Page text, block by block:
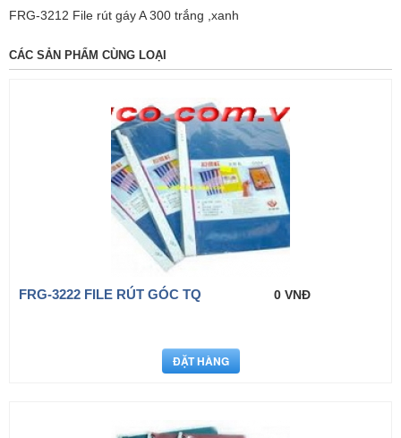
FRG-3212 File rút gáy A 300 trắng ,xanh
CÁC SẢN PHẨM CÙNG LOẠI
FRG-3222 FILE RÚT GÓC TQ 0 VNĐ